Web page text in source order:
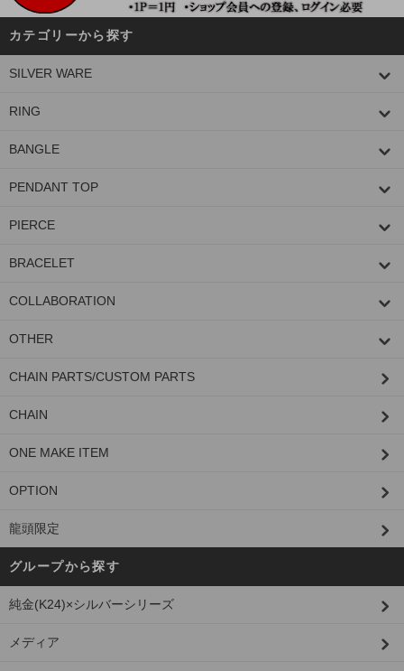
カテゴリーから探す
SILVER WARE
RING
BANGLE
PENDANT TOP
PIERCE
BRACELET
COLLABORATION
OTHER
CHAIN PARTS/CUSTOM PARTS
CHAIN
ONE MAKE ITEM
OPTION
龍頭限定
グループから探す
純金(K24)×シルバーシリーズ
メディア